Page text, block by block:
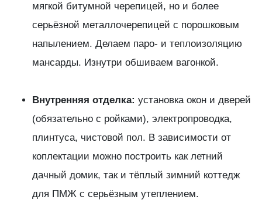
мягкой битумной черепицей, но и более
серьёзной металлочерепицей с порошковым
напылением. Делаем паро- и теплоизоляцию
мансарды. Изнутри обшиваем вагонкой.
Внутренняя отделка: установка окон и дверей
(обязательно с ройками), электропроводка,
плинтуса, чистовой пол. В зависимости от
коплектации можно построить как летний
дачный домик, так и тёплый зимний коттедж
для ПМЖ с серьёзным утеплением.